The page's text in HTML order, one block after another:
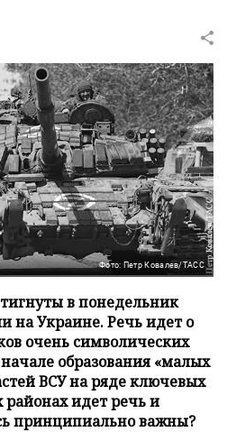
Фото: Петр Ковалев/ТАСС
в понедельник
на Украине. Речь идет о
очень символических
образования «малых
ВСУ на ряде ключевых
идет речь и
принципиально важны?